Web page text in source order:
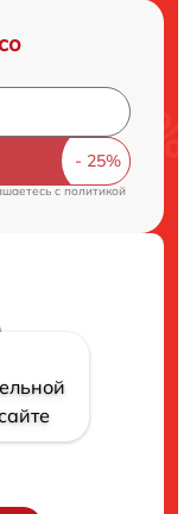
cполитикой